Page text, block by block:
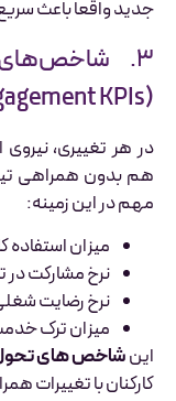
جدید واقعاً باعث
۳. شاخص‌های
(Employee Engagement KPIs)
در هر تغییری،
هم بدون همراهی
مهم در این زمینه:
میزان استفاده
نرخ مشارکت در
نرخ رضایت
میزان ترک
اینشاخص های
کارکنان با تغییرات